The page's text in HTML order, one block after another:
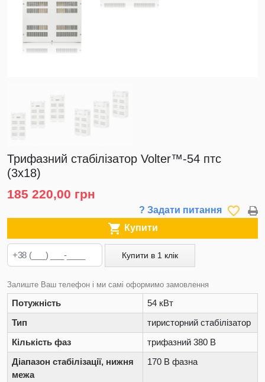
Трифазний стабілізатор Volter™-54 птс
(3х18)
185 220,00 грн
? Задати питання favorite_border
 Купити
Купити в 1 клік
Залиште Ваш телефон і ми самі оформимо замовлення
Потужність
54 кВт
Тип
тиристорний стабілізатор
Кількість фаз
трифазний 380 В
Діапазон стабілізації, нижня
межа
170 В фазна